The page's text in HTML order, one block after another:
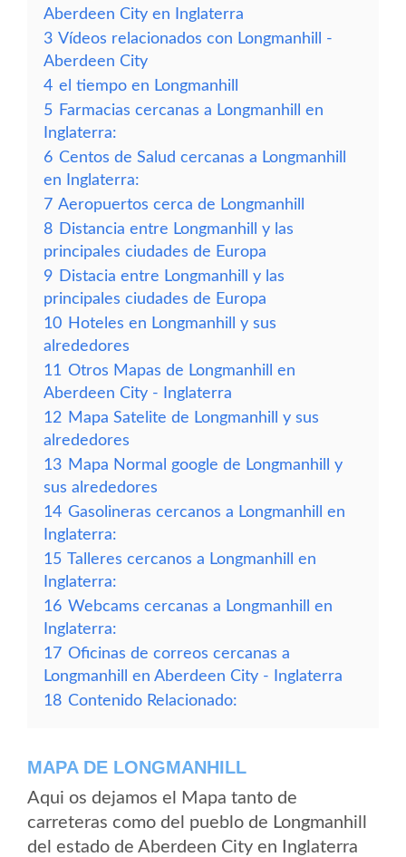
Aberdeen City en Inglaterra
3 Vídeos relacionados con Longmanhill -
Aberdeen City
4 el tiempo en Longmanhill
5 Farmacias cercanas a Longmanhill en
Inglaterra:
6 Centos de Salud cercanas a Longmanhill
en Inglaterra:
7 Aeropuertos cerca de Longmanhill
8 Distancia entre Longmanhill y las
principales ciudades de Europa
9 Distacia entre Longmanhill y las
principales ciudades de Europa
10 Hoteles en Longmanhill y sus
alrededores
11 Otros Mapas de Longmanhill en
Aberdeen City - Inglaterra
12 Mapa Satelite de Longmanhill y sus
alrededores
13 Mapa Normal google de Longmanhill y
sus alrededores
14 Gasolineras cercanos a Longmanhill en
Inglaterra:
15 Talleres cercanos a Longmanhill en
Inglaterra:
16 Webcams cercanas a Longmanhill en
Inglaterra:
17 Oficinas de correos cercanas a
Longmanhill en Aberdeen City - Inglaterra
18 Contenido Relacionado:
MAPA DE LONGMANHILL
Aqui os dejamos el Mapa tanto de
carreteras como del pueblo de Longmanhill
del estado de Aberdeen City en Inglaterra